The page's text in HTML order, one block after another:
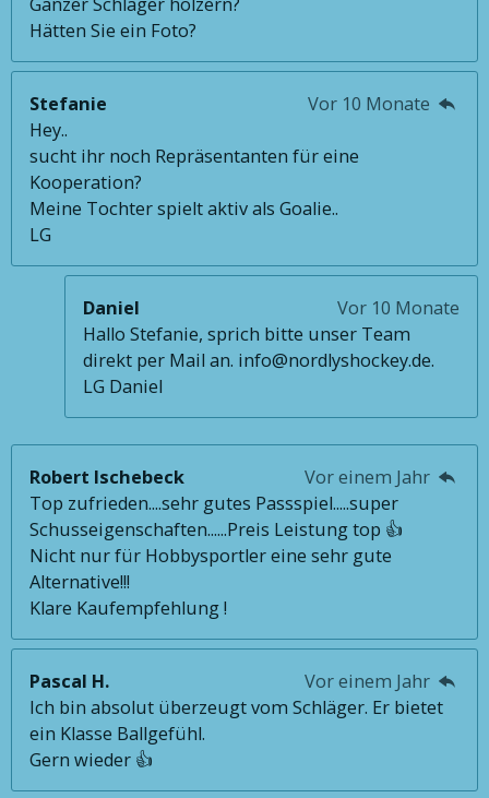
Hätten Sie ein Foto?
Stefanie
Vor 10 Monate
Hey..
sucht ihr noch Repräsentanten für eine
Kooperation?
Meine Tochter spielt aktiv als Goalie..
LG
Daniel
Vor 10 Monate
Hallo Stefanie, sprich bitte unser Team
direkt per Mail an. info@nordlyshockey.de.
LG Daniel
Robert Ischebeck
Vor einem Jahr
Top zufrieden....sehr gutes Passspiel.....super
Schusseigenschaften......Preis Leistung top 👍
Nicht nur für Hobbysportler eine sehr gute
Alternative!!!
Klare Kaufempfehlung !
Pascal H.
Vor einem Jahr
Ich bin absolut überzeugt vom Schläger. Er bietet
ein Klasse Ballgefühl.
Gern wieder 👍